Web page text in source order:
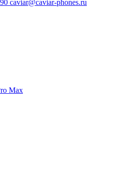
caviar@caviar-phones.ru
Max